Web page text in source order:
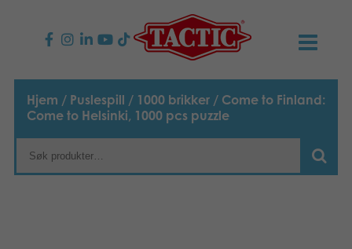
PRODUKTER
Barnespill
Familiespill
TACTIC
Hjem / Puslespill / 1000 brikker / Come to Finland:
Come to Helsinki, 1000 pcs puzzle